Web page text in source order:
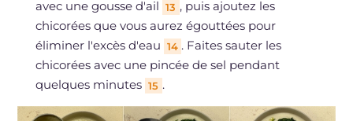
avec une gousse d'ail 13 , puis ajoutez les
chicorées que vous aurez égouttées pour
éliminer l'excès d'eau 14 . Faites sauter les
chicorées avec une pincée de sel pendant
quelques minutes 15 .